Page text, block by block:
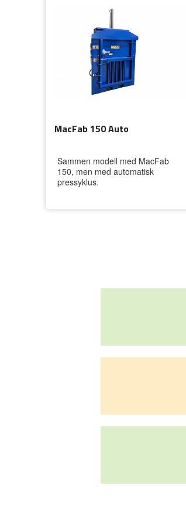
MacFab 150 Auto
Sammen modell med MacFab
150, men med automatisk
pressyklus.